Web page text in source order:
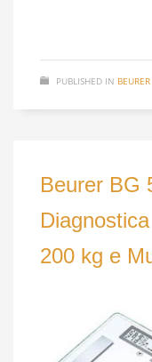
PUBLISHED IN BEURER
Beurer BG
200 kg e